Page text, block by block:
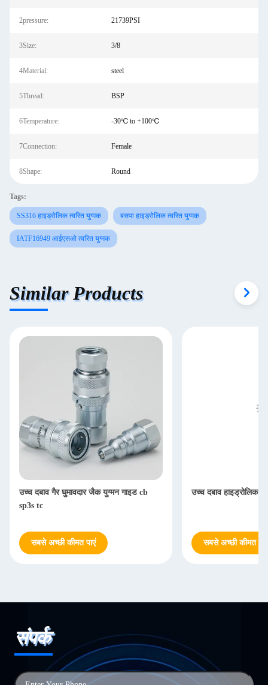
2pressure: 21739PSI
3Size: 3/8
4Material: steel
5Thread: BSP
6Temperature: -30℃ to +100℃
7Connection: Female
8Shape: Round
Tags:
SS316 हाइड्रोलिक त्वरित युग्मक बसपा हाइड्रोलिक त्वरित युग्मक
IATF16949 आईएसओ त्वरित युग्मक
Similar Products
उच्च दबाव गैर घुमावदार जैक युग्मन गाइड cb
sp3s tc
सबसे अच्छी कीमत पाएं
उच्च दबाव हाइड्रोलिक
सबसे अच्छी कीमत पाएं
संपर्क